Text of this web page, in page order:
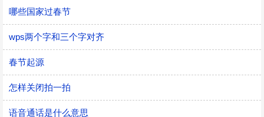
哪些国家过春节
wps两个字和三个字对齐
春节起源
怎样关闭拍一拍
语音通话是什么意思